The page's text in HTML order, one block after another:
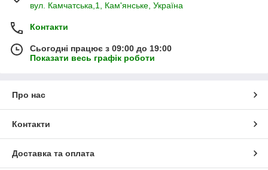
вул. Камчатська,1, Кам'янське, Україна
Контакти
Сьогодні працює з 09:00 до 19:00
Показати весь графік роботи
Про нас
Контакти
Доставка та оплата